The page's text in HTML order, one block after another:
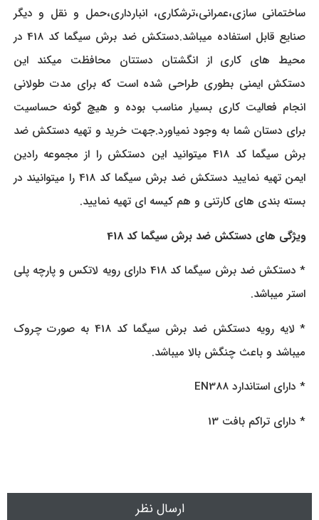
ساختمانی سازی،عمرانی،ترشکاری، انبارداری،حمل و نقل و دیگر
صنایع قابل استفاده میباشد.دستکش ضد برش سیگما کد 418 در
محیط های کاری از انگشتان دستتان محافظت میکند این
دستکش ایمنی بطوری طراحی شده است که برای مدت طولانی
انجام فعالیت کاری بسیار مناسب بوده و هیچ گونه حساسیت
برای دستان شما به وجود نمیاورد.جهت خرید و تهیه دستکش ضد
برش سیگما کد 418 میتوانید این دستکش را از مجموعه رادین
ایمن تهیه نمایید دستکش ضد برش سیگما کد 418 را میتوانیند در
بسته بندی های کارتنی و هم کیسه ای تهیه نمایید.
ویژگی های دستکش ضد برش سیگما کد 418
* دستکش ضد برش سیگما کد 418 دارای رویه لاتکس و پارچه پلی
استر میباشد.
* لایه رویه دستکش ضد برش سیگما کد 418 به صورت چروک
میباشد و باعث چنگش بالا میباشد.
* دارای استاندارد EN388
* دارای تراکم بافت 13
ارسال نظر